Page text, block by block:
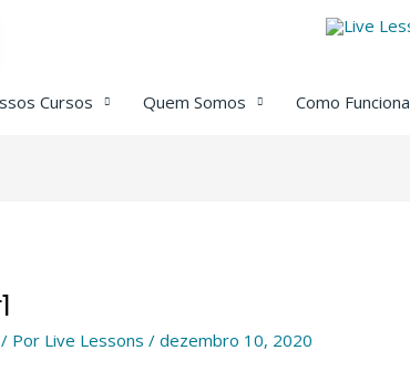
Cursos Quem Somos Como Funciona
/ Por Live Lessons /dezembro 10, 2020